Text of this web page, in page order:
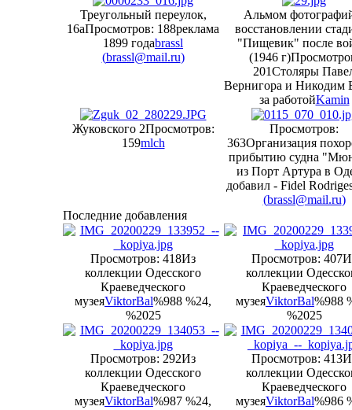
Треугольный переулок,
16аПросмотров: 188реклама
1899 годаbrassl
(brassl@mail.ru)
Альмом
восстановлении
"Пищевик" после
(1946 г)
201Столяры
Вернигора и Никодим
за работойKamin
Жуковского 2Просмотров:
159mlch
Просмотров:
363Организация
прибытию судна
из Порт Артура в
добавил - Fidel
(brassl@mail.ru)
Последние добавления
Просмотров: 418Из
коллекции Одесского
Краеведческого
музеяViktorBal%988 %24,
%2025
Просмотров: 407
коллекции
Краеведческого
музеяViktorBal%988
%2025
Просмотров: 292Из
коллекции Одесского
Краеведческого
музеяViktorBal%987 %24,
Просмотров: 413
коллекции
Краеведческого
музеяViktorBal%986